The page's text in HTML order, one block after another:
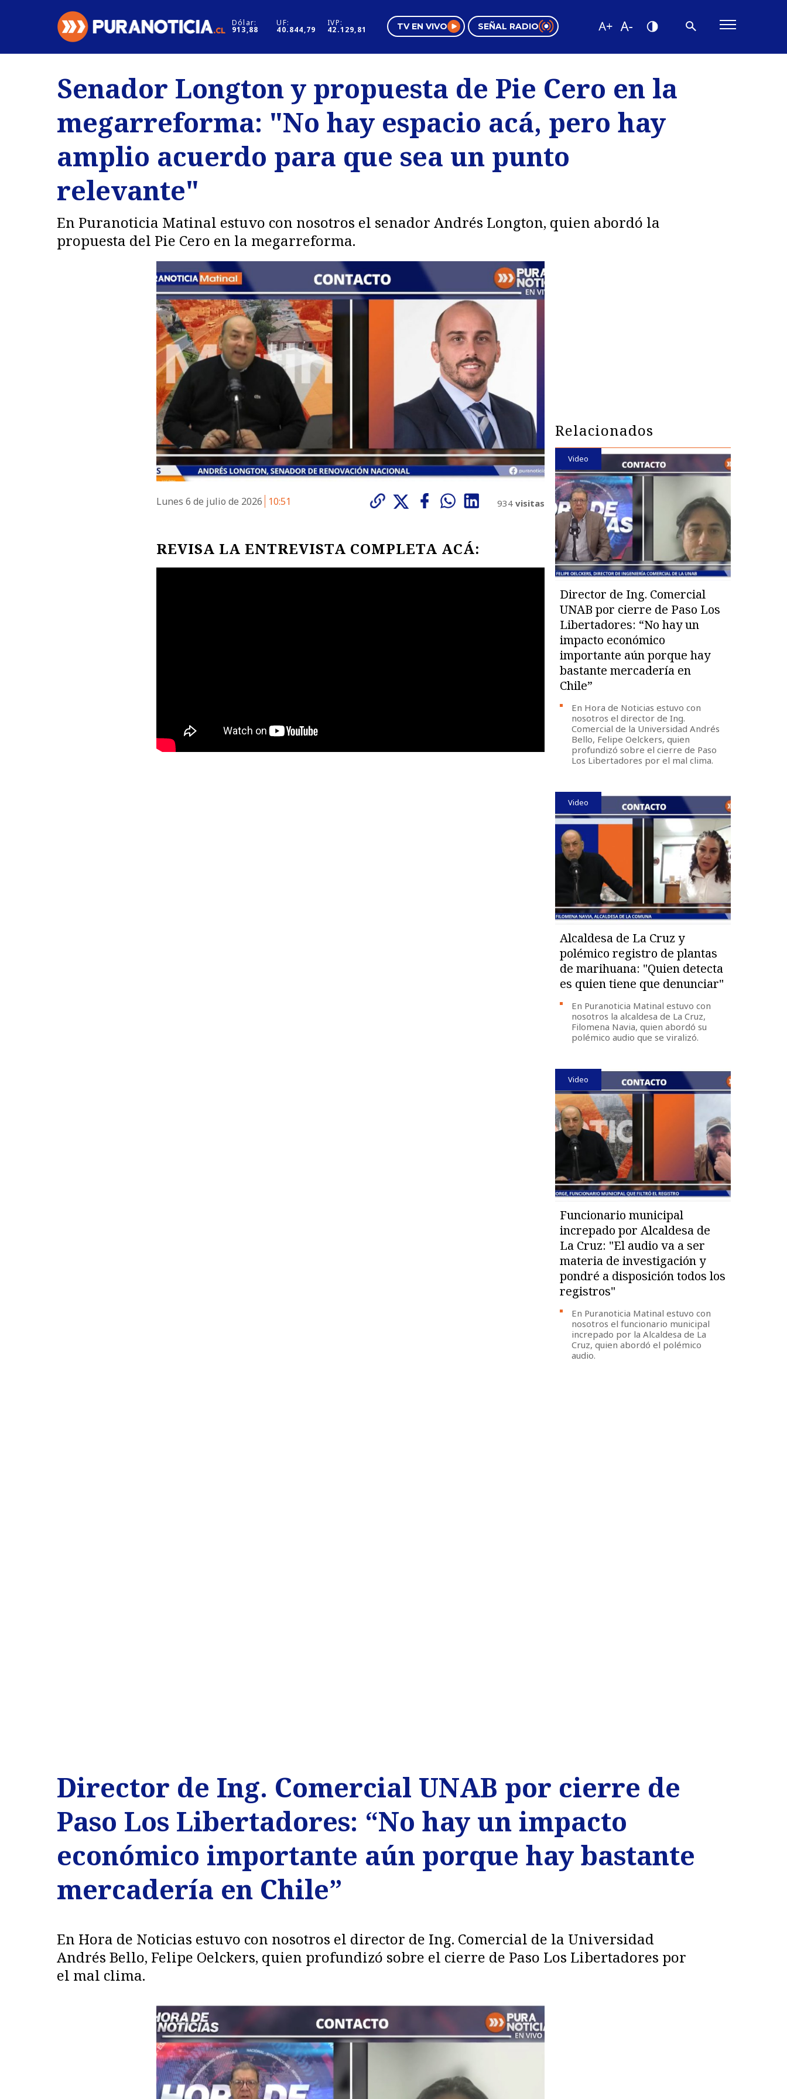
Dólar:
913,88
UF:
40.844,79
IVP:
42.129,81 TV EN VIVO SEÑAL RADIO
Regiones
Deportes
Internacional
Motores
Negocios
Pura Mujer
Tendencias
Videos
Senador Longton y propuesta de Pie Cero en la
megarreforma: "No hay espacio acá, pero hay
amplio acuerdo para que sea un punto
relevante"
En Puranoticia Matinal estuvo con nosotros el senador Andrés Longton, quien abordó la
propuesta del Pie Cero en la megarreforma.
Lunes 6 de julio de 2026 10:51 934 visitas
REVISA LA ENTREVISTA COMPLETA ACÁ:
Relacionados
Video
Director de Ing. Comercial
UNAB por cierre de Paso Los
Libertadores: “No hay un
impacto económico
importante aún porque hay
bastante mercadería en
Chile”
En Hora de Noticias estuvo con
nosotros el director de Ing.
Comercial de la Universidad Andrés
Bello, Felipe Oelckers, quien
profundizó sobre el cierre de Paso
Los Libertadores por el mal clima.
Video
Alcaldesa de La Cruz y
polémico registro de plantas
de marihuana: "Quien detecta
es quien tiene que denunciar"
En Puranoticia Matinal estuvo con
nosotros la alcaldesa de La Cruz,
Filomena Navia, quien abordó su
polémico audio que se viralizó.
Video
Funcionario municipal
increpado por Alcaldesa de
La Cruz: "El audio va a ser
materia de investigación y
pondré a disposición todos los
registros"
En Puranoticia Matinal estuvo con
nosotros el funcionario municipal
increpado por la Alcaldesa de La
Cruz, quien abordó el polémico
audio.
Director de Ing. Comercial UNAB por cierre de
Paso Los Libertadores: “No hay un impacto
económico importante aún porque hay bastante
mercadería en Chile”
En Hora de Noticias estuvo con nosotros el director de Ing. Comercial de la Universidad
Andrés Bello, Felipe Oelckers, quien profundizó sobre el cierre de Paso Los Libertadores por
el mal clima.